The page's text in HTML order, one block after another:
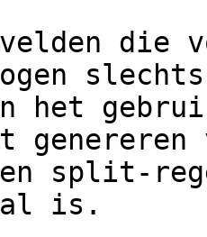
velden die
het
split-
is.